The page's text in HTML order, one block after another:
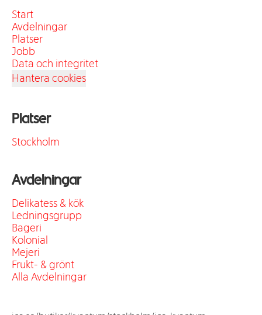
Start
Avdelningar
Platser
Jobb
Data och integritet
Hantera cookies
Platser
Stockholm
Avdelningar
Delikatess & kök
Ledningsgrupp
Bageri
Kolonial
Mejeri
Frukt- & grönt
Alla Avdelningar